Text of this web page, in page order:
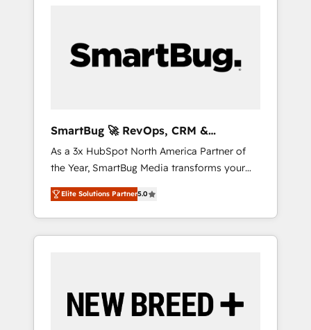
AI活用に関するご相談、現状整理の壁打ちな
ど、構想段階からお気軽にお問い合わせくださ
and Story to stop "accelerating a mess." ⚙️
Elite Engineering & AI Scalable Architecture:
agents, and high-integrity migrations for total
reporting clarity. Security & Compliance: SOC
2 Type I and HIPAA attested for enterprise-
grade data security. 🏆 Why Bluleadz? GTM
OS Partner | 16+ Years Experience | 1,000+
Five-Star Reviews
SmartBug 🚀 RevOps, CRM &
Integration Experts
As a 3x HubSpot North America Partner of
the Year, SmartBug Media transforms your
customer lifecycle into a revenue engine. Our
unified ecosystem includes specialized
divisions Globalia (AI & Software) and Point
Success Media (Paid Media), making this the
by Globalia’s technical development team. -
19 HubSpot-certified trainers to drive
Elite Solutions Partner5.0